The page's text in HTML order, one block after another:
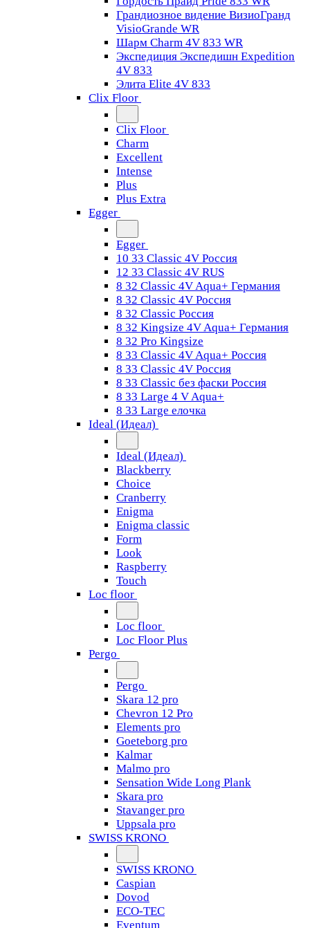
Грандиозное видение ВизиоГранд
VisioGrande WR
Шарм Charm 4V 833 WR
Экспедиция Экспедишн Expedition
4V 833
Элита Elite 4V 833
Clix Floor
Clix Floor
Charm
Excellent
Intense
Plus
Plus Extra
Egger
Egger
10 33 Classic 4V Россия
12 33 Classic 4V RUS
8 32 Classic 4V Aqua+ Германия
8 32 Classic 4V Россия
8 32 Classic Россия
8 32 Kingsize 4V Aqua+ Германия
8 32 Pro Kingsize
8 33 Classic 4V Aqua+ Россия
8 33 Classic 4V Россия
8 33 Classic без фаски Россия
8 33 Large 4 V Aqua+
8 33 Large елочка
Ideal (Идеал)
Ideal (Идеал)
Blackberry
Choice
Cranberry
Enigma
Enigma classic
Form
Look
Raspberry
Touch
Loc floor
Loc floor
Loc Floor Plus
Pergo
Pergo
Skara 12 pro
Chevron 12 Pro
Elements pro
Goeteborg pro
Kalmar
Malmo pro
Sensation Wide Long Plank
Skara pro
Stavanger pro
Uppsala pro
SWISS KRONO
SWISS KRONO
Caspian
Dovod
ECO-TEC
Eventum